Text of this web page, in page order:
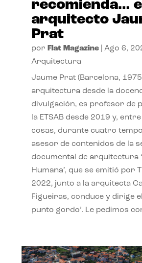
recomienda…
arquitecto
Prat
por Flat Magazine| Ago 6,
Arquitectura
Jaume Prat (Barcelona,
arquitectura desde la
divulgación, es profesor de
la ETSAB desde 2019 y,
cosas, durante cuatro
asesor de contenidos de la
documental de arquitectura
Humana’, que se emitió por
2022, junto a la arquitecta
Figueiras, conduce y dirige el
punto gordo’. Le pedimos